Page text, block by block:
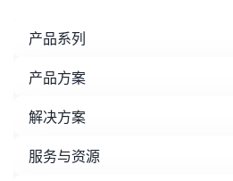
产品系列
产品方案
解决方案
服务与资源